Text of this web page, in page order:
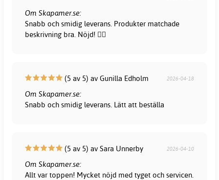
Om Skapamer.se:
Snabb och smidig leverans. Produkter matchade
beskrivning bra. Nöjd! 👍🏻
(5 av 5) av Gunilla Edholm 2026-04-18
Om Skapamer.se:
Snabb och smidig leverans. Lätt att beställa
(5 av 5) av Sara Unnerby 2026-04-10
Om Skapamer.se:
Allt var toppen! Mycket nöjd med tyget och servicen.